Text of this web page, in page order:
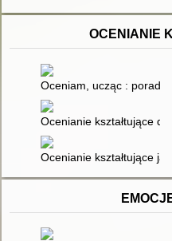
OCENIANIE
Oceniam, ucząc :
Ocenianie kształtujące
Ocenianie kształtujące